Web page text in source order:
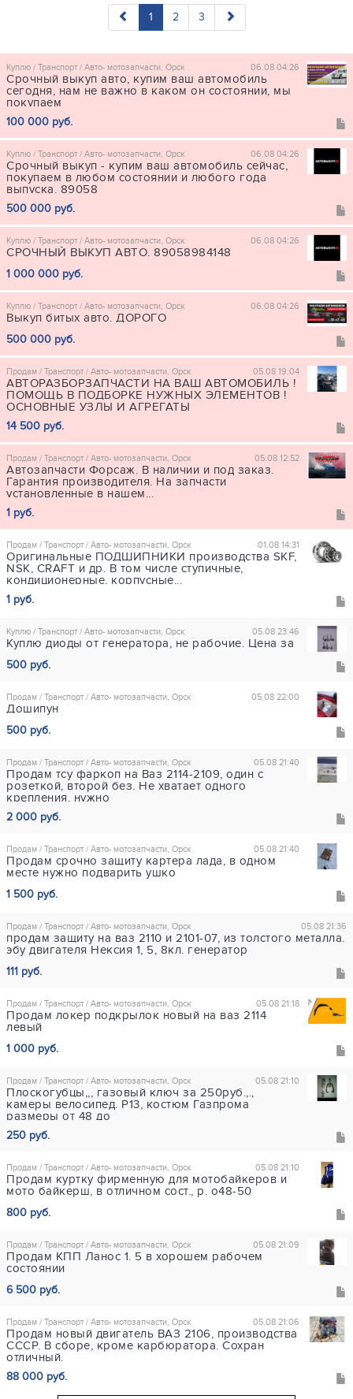
1 2 3
06.08 04:26
Куплю / Транспорт / Авто- мотозапчасти, Орск
Срочный выкуп авто, купим ваш автомобиль
сегодня, нам не важно в каком он состоянии, мы
покупаем
100 000 руб.
06.08 04:26
Куплю / Транспорт / Авто- мотозапчасти, Орск
Срочный выкуп - купим ваш автомобиль сейчас,
покупаем в любом состоянии и любого года
выпуска. 89058
500 000 руб.
06.08 04:26
Куплю / Транспорт / Авто- мотозапчасти, Орск
СРОЧНЫЙ ВЫКУП АВТО. 89058984148
1 000 000 руб.
06.08 04:26
Куплю / Транспорт / Авто- мотозапчасти, Орск
Выкуп битых авто. ДОРОГО
500 000 руб.
05.08 19:04
Продам / Транспорт / Авто- мотозапчасти, Орск
АВТОРАЗБОРЗАПЧАСТИ НА ВАШ АВТОМОБИЛЬ !
ПОМОЩЬ В ПОДБОРКЕ НУЖНЫХ ЭЛЕМЕНТОВ !
ОСНОВНЫЕ УЗЛЫ И АГРЕГАТЫ
14 500 руб.
05.08 12:52
Продам / Транспорт / Авто- мотозапчасти, Орск
Автозапчасти Форсаж. В наличии и под заказ.
Гарантия производителя. На запчасти
установленные в нашем...
1 руб.
01.08 14:31
Продам / Транспорт / Авто- мотозапчасти, Орск
Оригинальные ПОДШИПНИКИ производства SKF,
NSK, CRAFT и др. В том числе ступичные,
кондиционерные, корпусные...
1 руб.
05.08 23:46
Куплю / Транспорт / Авто- мотозапчасти, Орск
Куплю диоды от генератора, не рабочие. Цена за
500 руб.
05.08 22:00
Продам / Транспорт / Авто- мотозапчасти, Орск
Дошипун
500 руб.
05.08 21:40
Продам / Транспорт / Авто- мотозапчасти, Орск
Продам тсу фаркоп на Ваз 2114-2109, один с
розеткой, второй без. Не хватает одного
крепления, нужно
2 000 руб.
05.08 21:40
Продам / Транспорт / Авто- мотозапчасти, Орск
Продам срочно защиту картера лада, в одном
месте нужно подварить ушко
1 500 руб.
05.08 21:36
Продам / Транспорт / Авто- мотозапчасти, Орск
продам защиту на ваз 2110 и 2101-07, из толстого металла.
эбу двигателя Нексия 1, 5, 8кл. генератор
111 руб.
05.08 21:18
Продам / Транспорт / Авто- мотозапчасти, Орск
Продам локер подкрылок новый на ваз 2114
левый
1 000 руб.
05.08 21:10
Продам / Транспорт / Авто- мотозапчасти, Орск
Плоскогубцы,,, газовый ключ за 250руб.,.,
камеры велосипед. Р13, костюм Газпрома
размеры от 48 до
250 руб.
05.08 21:10
Продам / Транспорт / Авто- мотозапчасти, Орск
Продам куртку фирменную для мотобайкеров и
мото байкерш, в отличном сост., р. о48-50
800 руб.
05.08 21:09
Продам / Транспорт / Авто- мотозапчасти, Орск
Продам КПП Ланос 1. 5 в хорошем рабочем
состоянии
6 500 руб.
05.08 21:06
Продам / Транспорт / Авто- мотозапчасти, Орск
Продам новый двигатель ВАЗ 2106, производства
СССР. В сборе, кроме карбюратора. Сохран
отличный.
88 000 руб.